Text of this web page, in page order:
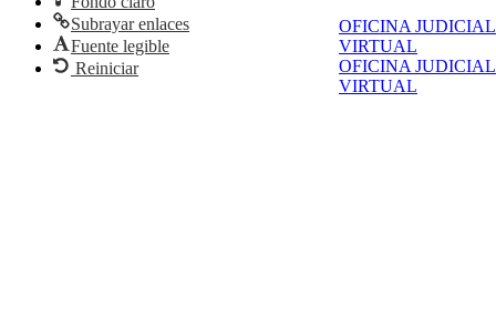
OFICINA JUDICIAL
VIRTUAL
OFICINA JUDICIAL
VIRTUAL
Subrayar enlaces
Fuente legible
Reiniciar